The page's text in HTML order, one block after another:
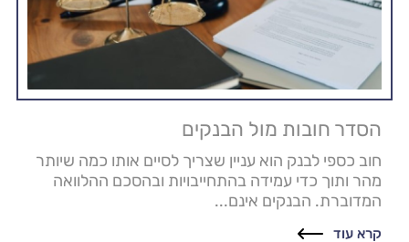
הסדר חובות מול הבנקים
חוב כספי לבנק הוא עניין שצריך לסיים אותו כמה שיותר
מהר ותוך כדי עמידה בהתחייבויות ובהסכם ההלוואה
המדוברת. הבנקים אינם...
קרא עוד